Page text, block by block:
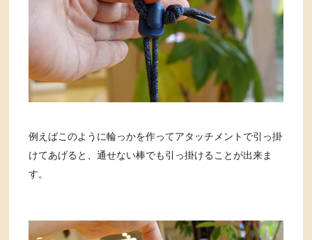
例えばこのように輪っかを作ってアタッチメントで引っ掛
けてあげると、通せない棒でも引っ掛けることが出来ま
す。